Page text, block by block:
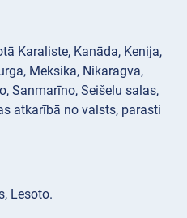
Karaliste, Kanāda, Kenija,
Meksika, Nikaragva,
Sanmarīno, Seišelu salas,
atkarībā no valsts, parasti
Lesoto.